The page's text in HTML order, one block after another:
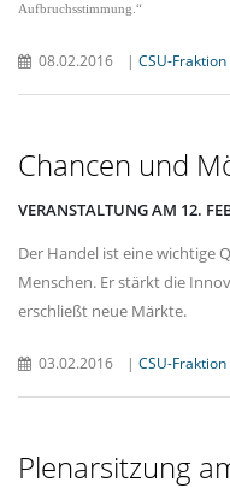
Aufbruchsstimmung.“
08.02.2016 | CSU-
Chancen und
VERANSTALTUNG AM 12.
Der Handel ist eine wichtige
Menschen. Er stärkt die
erschließt neue Märkte.
03.02.2016 | CSU-
Plenarsitzung